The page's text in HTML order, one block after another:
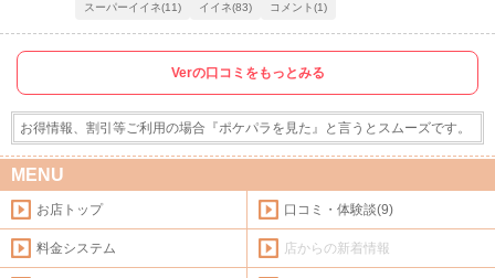
スーパーイイネ(11) イイネ(83) コメント(1)
Verの口コミをもっとみる
お得情報、割引等ご利用の場合『ポケパラを見た』と言うとスムーズです。
MENU
お店トップ 口コミ・体験談(9)
料金システム 店からの新着情報